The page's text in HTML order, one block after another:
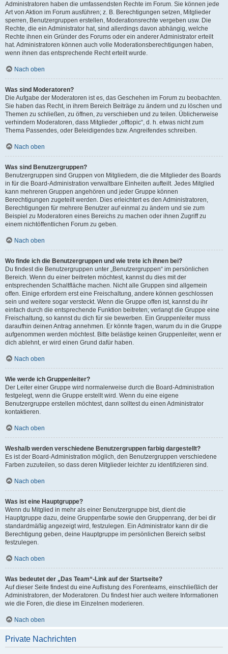
Administratoren haben die umfassendsten Rechte im Forum. Sie können jede
Art von Aktion im Forum ausführen; z. B. Berechtigungen setzen, Mitglieder
sperren, Benutzergruppen erstellen, Moderationsrechte vergeben usw. Die
Rechte, die ein Administrator hat, sind allerdings davon abhängig, welche
Rechte ihnen ein Gründer des Forums oder ein anderer Administrator erteilt
hat. Administratoren können auch volle Moderationsberechtigungen haben,
wenn ihnen das entsprechende Recht erteilt wurde.
Nach oben
Was sind Moderatoren?
Die Aufgabe der Moderatoren ist es, das Geschehen im Forum zu beobachten.
Sie haben das Recht, in ihrem Bereich Beiträge zu ändern und zu löschen und
Themen zu schließen, zu öffnen, zu verschieben und zu teilen. Üblicherweise
verhindern Moderatoren, dass Mitglieder „offtopic“, d. h. etwas nicht zum
Thema Passendes, oder Beleidigendes bzw. Angreifendes schreiben.
Nach oben
Was sind Benutzergruppen?
Benutzergruppen sind Gruppen von Mitgliedern, die die Mitglieder des Boards
in für die Board-Administration verwaltbare Einheiten aufteilt. Jedes Mitglied
kann mehreren Gruppen angehören und jeder Gruppe können
Berechtigungen zugeteilt werden. Dies erleichtert es den Administratoren,
Berechtigungen für mehrere Benutzer auf einmal zu ändern und sie zum
Beispiel zu Moderatoren eines Bereichs zu machen oder ihnen Zugriff zu
einem nichtöffentlichen Forum zu geben.
Nach oben
Wo finde ich die Benutzergruppen und wie trete ich ihnen bei?
Du findest die Benutzergruppen unter „Benutzergruppen“ im persönlichen
Bereich. Wenn du einer beitreten möchtest, kannst du dies mit der
entsprechenden Schaltfläche machen. Nicht alle Gruppen sind allgemein
offen. Einige erfordern erst eine Freischaltung, andere können geschlossen
sein und weitere sogar versteckt. Wenn die Gruppe offen ist, kannst du ihr
einfach durch die entsprechende Funktion beitreten; verlangt die Gruppe eine
Freischaltung, so kannst du dich für sie bewerben. Ein Gruppenleiter muss
daraufhin deinen Antrag annehmen. Er könnte fragen, warum du in die Gruppe
aufgenommen werden möchtest. Bitte belästige keinen Gruppenleiter, wenn er
dich ablehnt, er wird einen Grund dafür haben.
Nach oben
Wie werde ich Gruppenleiter?
Der Leiter einer Gruppe wird normalerweise durch die Board-Administration
festgelegt, wenn die Gruppe erstellt wird. Wenn du eine eigene
Benutzergruppe erstellen möchtest, dann solltest du einen Administrator
kontaktieren.
Nach oben
Weshalb werden verschiedene Benutzergruppen farbig dargestellt?
Es ist der Board-Administration möglich, den Benutzergruppen verschiedene
Farben zuzuteilen, so dass deren Mitglieder leichter zu identifizieren sind.
Nach oben
Was ist eine Hauptgruppe?
Wenn du Mitglied in mehr als einer Benutzergruppe bist, dient die
Hauptgruppe dazu, deine Gruppenfarbe sowie den Gruppenrang, der bei dir
standardmäßig angezeigt wird, festzulegen. Ein Administrator kann dir die
Berechtigung geben, deine Hauptgruppe im persönlichen Bereich selbst
festzulegen.
Nach oben
Was bedeutet der „Das Team“-Link auf der Startseite?
Auf dieser Seite findest du eine Auflistung des Forenteams, einschließlich der
Administratoren, der Moderatoren. Du findest hier auch weitere Informationen
wie die Foren, die diese im Einzelnen moderieren.
Nach oben
Private Nachrichten